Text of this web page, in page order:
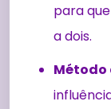
para
a dois.
Método